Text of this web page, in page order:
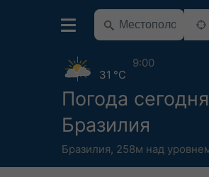
Погода сегодня
Бразилия
Бразилия, 258м над
31 °C
9:00